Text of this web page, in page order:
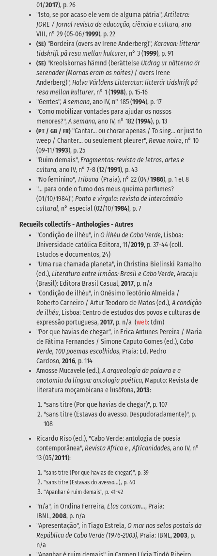
01/2017), p. 26
"Isto, se por acaso ele vem de alguma pátria",Artiletra:
JORE / Jornal revista de educação, ciência e cultura, ano
VIII, n° 29 (05-06/1999), p. 22
(SE) "Bordeira (övers av Irene Anderberg)",Karavan: litterär
tidskrift på resa mellan kulturer, n° 3 (1999), p. 91
(SE) "Kreolskornas hämnd (berättelse Utdrag ur nätterna är
serenader (Mornas eram as noites) / övers Irene
Anderberg)",Halva Världens Litteratur: litterär tidskrift på
resa mellan kulturer, n° 1 (1998), p. 15-16
"Gentes",A semana, ano IV, n° 185 (1994), p. 17
"Como mobilizar vontades para ajudar os nossos
menores?",A semana, ano IV, n° 182 (1994), p. 13
(PT / GB / FR) "Cantar... ou chorar apenas / To sing... or just to
weep / Chanter... ou seulement pleurer",Revue noire, n° 10
(09-11/1993), p. 25
"Ruim demais",Fragmentos: revista de letras, artes e
cultura, ano IV, n° 7-8 (12/1991), p. 43
"No feminino", Tribuna (Praia), n° 22 (04/1986), p. 1 et 8
"... para onde o fumo dos meus queima perfumes?
(01/10/1984)",Ponto e virgula: revista de intercâmbio
cultural, n° especial (02/10/1984), p. 7
Recueils collectifs - Anthologies - Autres
"Condição de ilhéu", inO ilhéu de Cabo Verde, Lisboa:
Universidade católica Editora, 11/2019, p. 37-44 (coll.
Estudos e documentos, 24)
"Uma rua chamada planeta", in Christina Bielinski Ramalho
(ed.),Literatura entre irmãos: Brasil e Cabo Verde, Aracaju
(Brasil): Editora Brasil Casual,2017, p. n/a
"Condição de ilhéu", in Onésimo Teotónio Almeida /
Roberto Carneiro / Artur Teodoro de Matos (ed.),A condição
de ilhéu, Lisboa: Centro de estudos dos povos e culturas de
expressão portuguesa,2017, p. n/a (web: tdm)
"Por que havias de chegar", in Erica Antunes Pereira / Maria
de Fátima Fernandes / Simone Caputo Gomes (ed.),Cabo
Verde, 100 poemas escolhidos, Praia: Ed. Pedro
Cardoso,2016, p. 114
Amosse Mucavele (ed.),A arqueologia da palavra e a
anatomia da língua: antologia poética, Maputo: Revista de
literatura moçambicana e lusófona,2013:
"sans titre (Por que havias de chegar)", p. 107
"sans titre (Estavas do avesso. Despudoradamente)", p.
108
Ricardo Riso (ed.), "Cabo Verde: antologia de poesia
contemporânea",Revista Africa e , Afrícanidades, ano IV, n°
13 (05/2011):
"sans titre (Por que havias de chegar)", p. 39
"sans titre (Estavas do avesso...), p. 40
"Apanhar é ruim demais", p. 41-42
"n/a", in Ondina Ferreira,Elas contam..., Praia:
IBNL,2008, p. n/a
"Apresentação", in Tiago Estrela,O mar nos selos postais da
República de Cabo Verde (1976-2003), Praia: IBNL,2003, p.
n/a